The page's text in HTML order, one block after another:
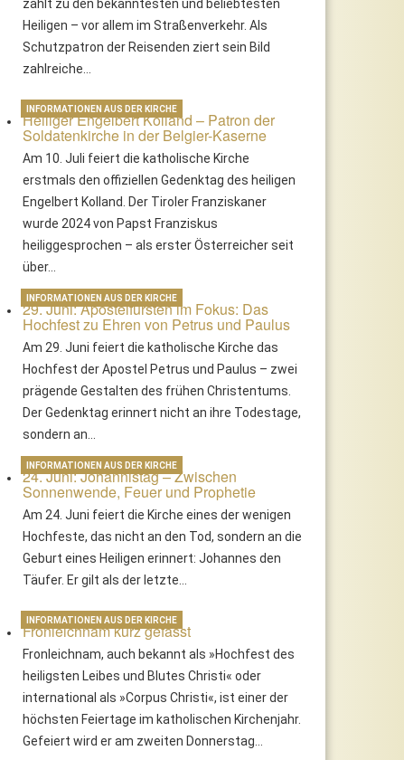
zählt zu den bekanntesten und beliebtesten
Heiligen – vor allem im Straßenverkehr. Als
Schutzpatron der Reisenden ziert sein Bild
zahlreiche…
Heiliger Engelbert Kolland – Patron der
Soldatenkirche in der Belgier-Kaserne
Am 10. Juli feiert die katholische Kirche
erstmals den offiziellen Gedenktag des heiligen
Engelbert Kolland. Der Tiroler Franziskaner
wurde 2024 von Papst Franziskus
heiliggesprochen – als erster Österreicher seit
über…
INFORMATIONEN AUS DER KIRCHE
29. Juni: Apostelfürsten im Fokus: Das
Hochfest zu Ehren von Petrus und Paulus
Am 29. Juni feiert die katholische Kirche das
Hochfest der Apostel Petrus und Paulus – zwei
prägende Gestalten des frühen Christentums.
Der Gedenktag erinnert nicht an ihre Todestage,
sondern an…
INFORMATIONEN AUS DER KIRCHE
24. Juni: Johannistag – Zwischen
Sonnenwende, Feuer und Prophetie
Am 24. Juni feiert die Kirche eines der wenigen
Hochfeste, das nicht an den Tod, sondern an die
Geburt eines Heiligen erinnert: Johannes den
Täufer. Er gilt als der letzte…
INFORMATIONEN AUS DER KIRCHE
Fronleichnam kurz gefasst
Fronleichnam, auch bekannt als »Hochfest des
heiligsten Leibes und Blutes Christi« oder
international als »Corpus Christi«, ist einer der
höchsten Feiertage im katholischen Kirchenjahr.
Gefeiert wird er am zweiten Donnerstag…
INFORMATIONEN AUS DER KIRCHE